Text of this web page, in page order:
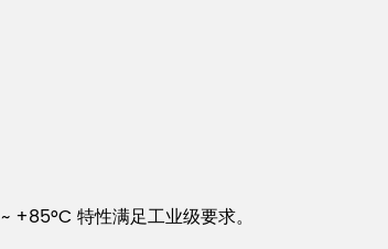
特性满足工业级要求。